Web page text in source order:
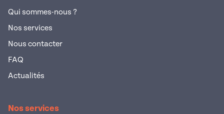
Qui sommes-nous ?
Nos services
Nous contacter
FAQ
Actualités
Nos services